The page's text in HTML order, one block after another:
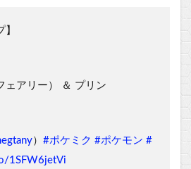
アリー） ＆ プリン
） #ポケミク #ポケモン #
1SFW6jetVi